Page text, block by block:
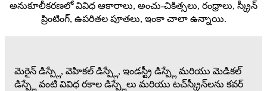
అనుకూలీకరణలో వివిధ ఆకారాలు, అంచు-చికిత్సలు, రంధ్రాలు, స్క్రీన్
ప్రింటింగ్, ఉపరితల పూతలు, ఇంకా చాలా ఉన్నాయి.
మెరైన్ డిస్ప్లే, వెహికల్ డిస్ప్లే, ఇండస్ట్రీ డిస్ప్లే మరియు మెడికల్
డిస్ప్లే వంటి వివిధ రకాల డిస్ప్లేలు మరియు టచ్‌స్క్రీన్‌లను కవర్